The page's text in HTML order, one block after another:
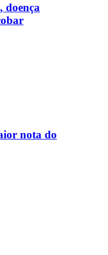
doença
nota do